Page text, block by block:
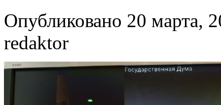
Опубликовано 20 марта,
redaktor